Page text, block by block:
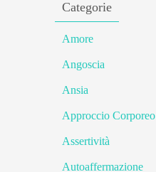
Categorie
Amore
Angoscia
Ansia
Approccio Corporeo
Assertività
Autoaffermazione